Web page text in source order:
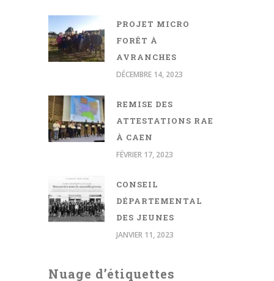
PROJET MICRO
FORÊT À
AVRANCHES
DÉCEMBRE 14, 2023
REMISE DES
ATTESTATIONS RAE
À CAEN
FÉVRIER 17, 2023
CONSEIL
DÉPARTEMENTAL
DES JEUNES
JANVIER 11, 2023
Nuage d’étiquettes